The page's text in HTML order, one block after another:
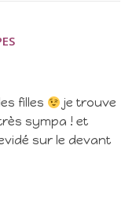
filles
je trouve
sympa ! et
sur le devant